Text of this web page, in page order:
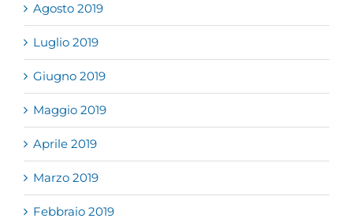
Agosto 2019
Luglio 2019
Giugno 2019
Maggio 2019
Aprile 2019
Marzo 2019
Febbraio 2019